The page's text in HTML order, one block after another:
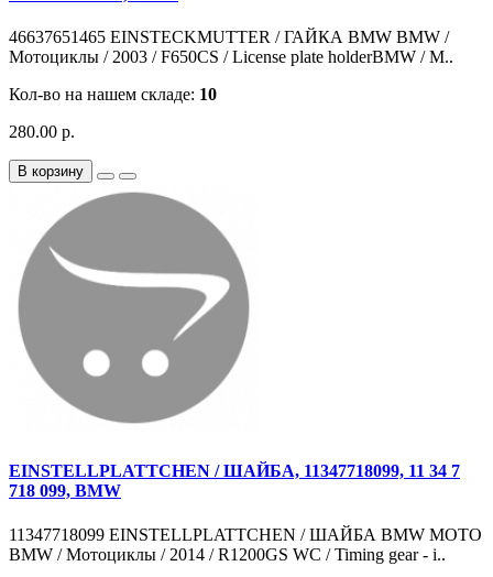
46637651465 EINSTECKMUTTER / ГАЙКА BMW BMW /
Мотоциклы / 2003 / F650CS / License plate holderBMW / М..
Кол-во на нашем складе: 10
280.00 р.
В корзину
EINSTELLPLATTCHEN / ШАЙБА, 11347718099, 11 34 7
718 099, BMW
11347718099 EINSTELLPLATTCHEN / ШАЙБА BMW MOTO
BMW / Мотоциклы / 2014 / R1200GS WC / Timing gear - i..